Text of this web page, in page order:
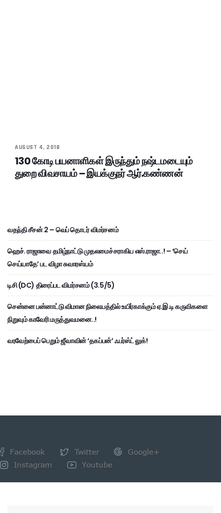
AUGUST 4, 2018
130 கோடி பயனாளிகள் இருந்தும் நஷ்டமடையும்
துறை விவசாயம் – இயக்குநர் ஆர்.கண்ணன்
வதந்தி சீசன் 2 – வெப் தொடர் விமர்சனம்
ஹெச். ராஜாவை தமிழ்நாட்டு முதலமைச்சராகிய எஸ்.ராஜா..! – ‘செய்
செய்யாதே’ பட விழா சுவாரஸ்யம்
டிசி (DC) திரைப்பட விமர்சனம் (3.5/5)
சென்னை பன்னாட்டு விமான நிலையத்தில் உயிர்காக்கும் ஏ.இ.டி கருவிகளை
நிறுவும் காவேரி மருத்துவமனை..!
வரவேற்பைப் பெறும் ஜீவாவின் ‘தகப்பன்’ ஃபர்ஸ்ட் லுக்!
Facebook Twitter
Google+
Instagram
Youtube